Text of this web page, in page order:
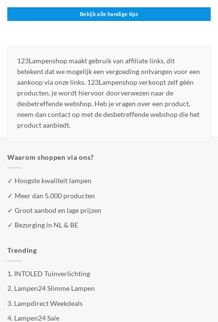
Bekijk alle handige tips
123Lampenshop maakt gebruik van affiliate links, dit
betekent dat we mogelijk een vergoeding ontvangen voor een
aankoop via onze links. 123Lampenshop verkoopt zelf géén
producten, je wordt hiervoor doorverwezen naar de
desbetreffende webshop. Heb je vragen over een product,
neem dan contact op met de desbetreffende webshop die het
product aanbiedt.
Waarom shoppen via ons?
✓ Hoogste kwaliteit lampen
✓ Meer dan 5.000 producten
✓ Groot aanbod en lage prijzen
✓ Bezorging in NL & BE
Trending
1. INTOLED Tuinverlichting
2. Lampen24 Slimme Lampen
3. Lampdirect Weekdeals
4. Lampen24 Sale